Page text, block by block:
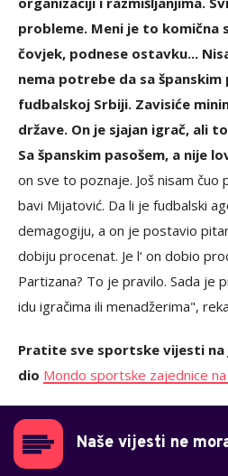
probleme. Meni je to komična
čovjek, podnese ostavku...
nema potrebe da sa španskim
fudbalskoj Srbiji. Zavisiće
države. On je sjajan igrač, ali
Sa španskim pasošem, a nije
on sve to poznaje. Još nisam čuo
bavi Mijatović. Da li je fudbalski
demagogiju, a on je postavio
dobiju procenat. Je l‘ on dobio
Partizana? To je pravilo. Sada je
idu igračima ili menadžerima",
Pratite sve sportske vijesti
dio Mondo sportske zajednice na
Naše vijesti ne